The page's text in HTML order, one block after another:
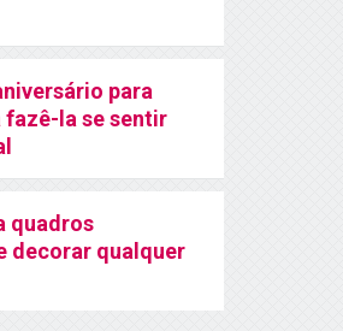
para
fazê-la se sentir
quadros
decorar qualquer